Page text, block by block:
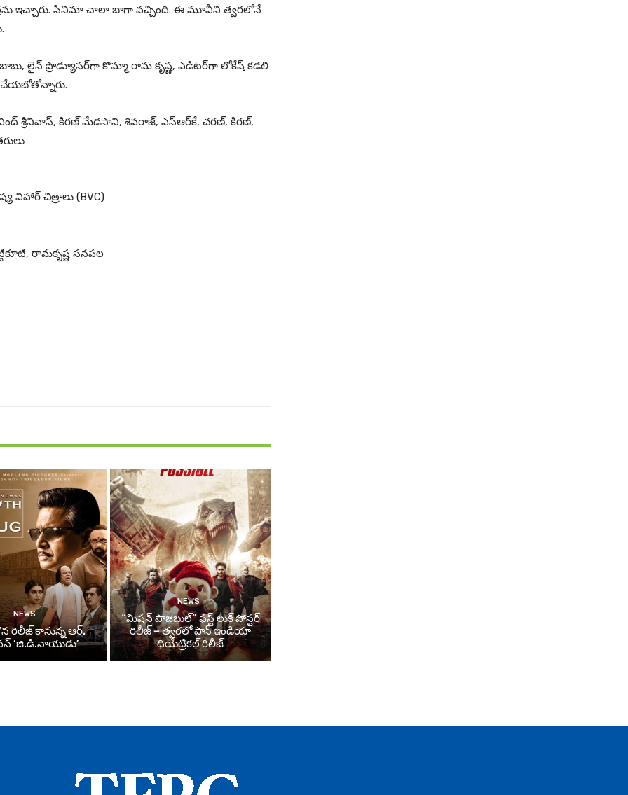
ఇచ్చారు. సినిమా చాలా బాగా వచ్చింది. ఈ మూవీని త్వరలోనే
లైన్ ప్రొడ్యూస‌ర్‌గా కొమ్మా రామ కృష్ణ, ఎడిట‌ర్‌గా లోకేష్ క‌డ‌లి
చేయబోతోన్నారు.
శ్రీనివాస్, కిరణ్ మేడసాని, శివరాజ్, ఎస్ఆర్‌కే, చరణ్, కిరణ్,
విహార్ చిత్రాలు (BVC)
రామకృష్ణ సనపల
NEWS
రిలీజ్ కానున్న ఆర్‌.
‘జి.డి.నాయుడు’
NEWS
“మిషన్ పాజిబుల్” ఫస్ట్ లుక్ పోస్టర్
రిలీజ్ – త్వరలో పాన్ ఇండియా
థియేట్రికల్ రిలీజ్